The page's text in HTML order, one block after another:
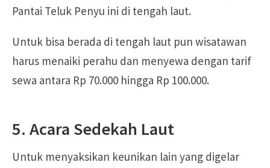
Pantai Teluk Penyu ini di tengah laut.
Untuk bisa berada di tengah laut pun wisatawan
harus menaiki perahu dan menyewa dengan tarif
sewa antara Rp 70.000 hingga Rp 100.000.
5. Acara Sedekah Laut
Untuk menyaksikan keunikan lain yang digelar